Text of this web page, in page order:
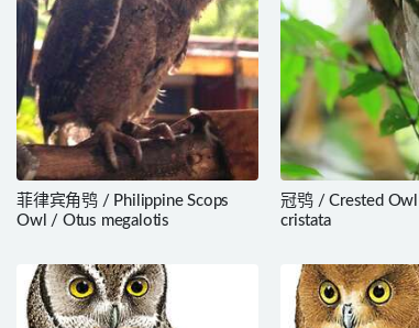
菲律宾角鸮 / Philippine Scops
Owl / Otus megalotis
冠鸮 / Crested
cristata